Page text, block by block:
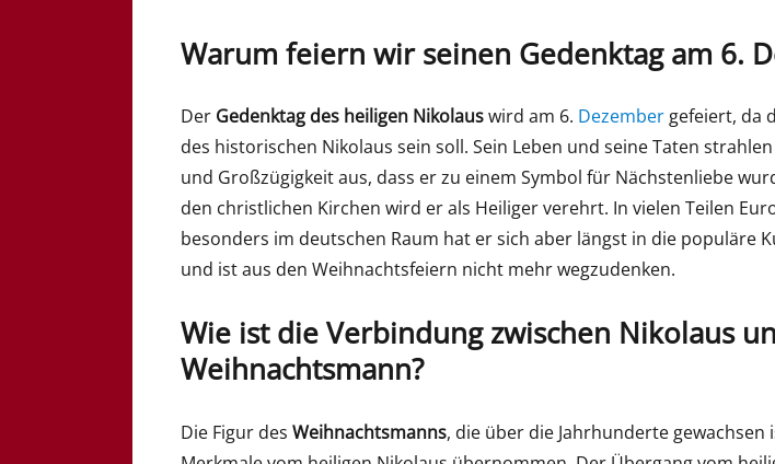
Warum feiern wir seinen Gedenktag am 6.
Der Gedenktag des heiligen Nikolauswird am 6. Dezember gefeiert, da
des historischen Nikolaus sein soll. Sein Leben und seine Taten
und Großzügigkeit aus, dass er zu einem Symbol für Nächstenliebe
den christlichen Kirchen wird er als Heiliger verehrt. In vielen Teilen
besonders im deutschen Raum hat er sich aber längst in die populäre
und ist aus den Weihnachtsfeiern nicht mehr wegzudenken.
Wie ist die Verbindung zwischen Nikolaus
Weihnachtsmann?
Die Figur desWeihnachtsmanns, die über die Jahrhunderte gewachsen